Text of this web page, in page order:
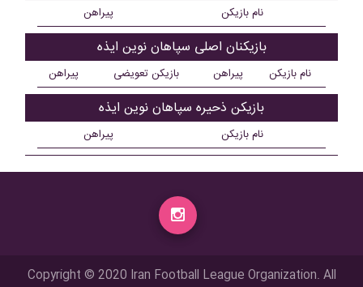
نام بازیکن پیراهن
بازیکنان اصلی سپاهان نوین ايذه
نام بازیکن پیراهن بازیکن تعویضی پیراهن
بازیکن ذحیره سپاهان نوین ايذه
نام بازیکن پیراهن
Copyright © 2020 Iran Football League Organization. All